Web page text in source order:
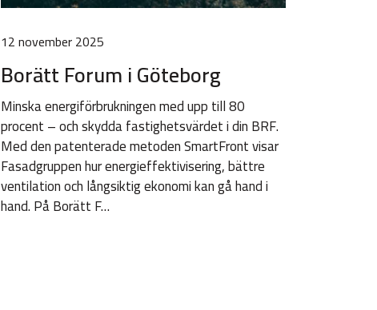
12 november 2025
Borätt Forum i Göteborg
Minska energiförbrukningen med upp till 80
procent – och skydda fastighetsvärdet i din BRF.
Med den patenterade metoden SmartFront visar
Fasadgruppen hur energieffektivisering, bättre
ventilation och långsiktig ekonomi kan gå hand i
hand. På Borätt F…